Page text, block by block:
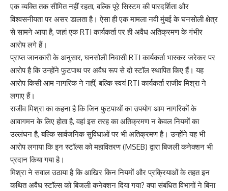
एक व्यक्ति तक सीमित नहीं रहता, बल्कि पूरे सिस्टम की पारदर्शिता और
विश्वसनीयता पर असर डालता है। ऐसा ही एक मामला नवी मुंबई के घनसोली क्षेत्र
से सामने आया है, जहां एक RTI कार्यकर्ता पर ही अवैध अतिक्रमण के गंभीर
आरोप लगे हैं।
प्राप्त जानकारी के अनुसार, घनसोली निवासी RTI कार्यकर्ता भास्कर जरेकर पर
आरोप है कि उन्होंने फुटपाथ पर अवैध रूप से दो स्टॉल स्थापित किए हैं। यह
आरोप किसी आम नागरिक ने नहीं, बल्कि स्वयं RTI कार्यकर्ता राजीव मिश्रा ने
लगाए हैं।
राजीव मिश्रा का कहना है कि जिन फुटपाथों का उपयोग आम नागरिकों के
आवागमन के लिए होता है, वहां इस तरह का अतिक्रमण न केवल नियमों का
उल्लंघन है, बल्कि सार्वजनिक सुविधाओं पर भी अतिक्रमण है। उन्होंने यह भी
आरोप लगाया कि इन स्टॉल्स को महावितरण (MSEB) द्वारा बिजली कनेक्शन भी
प्रदान किया गया है।
मिश्रा ने सवाल उठाया है कि आखिर किन नियमों और प्रक्रियाओं के तहत इन
कथित अवैध स्टॉल्स को बिजली कनेक्शन दिया गया? क्या संबंधित विभागों ने बिना